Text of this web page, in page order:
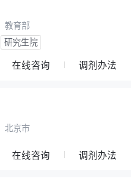
教育部
研究生院
在线咨询 调剂办法
北京市
在线咨询 调剂办法